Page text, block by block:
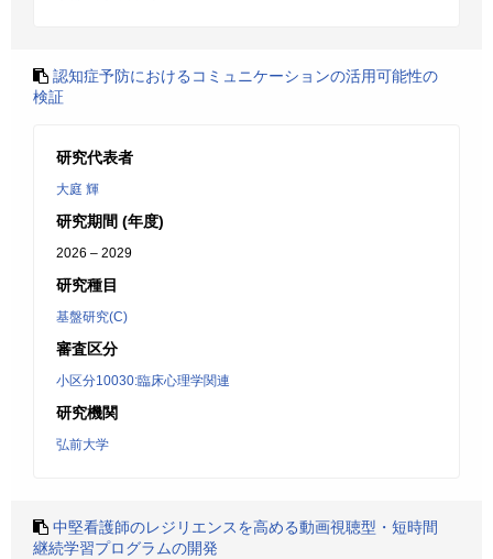
認知症予防におけるコミュニケーションの活用可能性の
検証
研究代表者
大庭 輝
研究期間 (年度)
2026 – 2029
研究種目
基盤研究(C)
審査区分
小区分10030:臨床心理学関連
研究機関
弘前大学
中堅看護師のレジリエンスを高める動画視聴型・短時間
継続学習プログラムの開発